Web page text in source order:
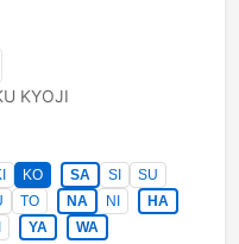
KYOJI
KO SA SI
SU
TO NA NI
HA
YA WA